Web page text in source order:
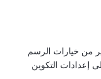
من خيارات الرسم
إعدادات التكوين